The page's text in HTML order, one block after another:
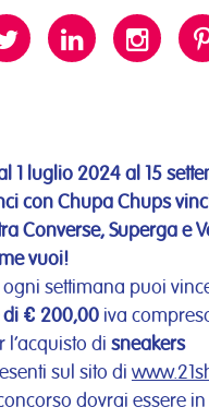
1 luglio 2024 al 15
con Chupa Chups
Converse, Superga e
vuoi!
settimana puoi
di € 200,00iva
l’acquisto di sneakers
sul sito di
dovrai essere